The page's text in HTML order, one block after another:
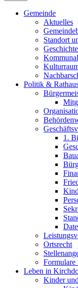
Gemeinde
Aktuelles
Standort
Politik &
1.
Ortsrecht
Formulare
Leben in
Kinder